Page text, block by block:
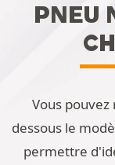
PNEU
Vous
dessous le
permettre